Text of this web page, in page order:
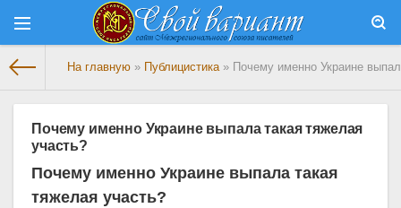
На главную » Публицистика» Почему именно Украине
Почему именно Украине выпала такая тяжелая
участь?
Почему именно Украине выпала такая
тяжелая участь?